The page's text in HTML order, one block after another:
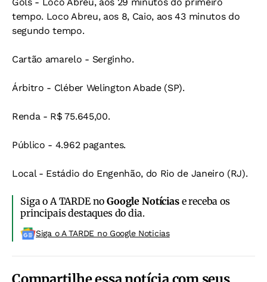
tempo. Loco Abreu, aos 8, Caio, aos 43 minutos do
segundo tempo.
Cartão amarelo - Serginho.
Árbitro - Cléber Welington Abade (SP).
Renda - R$ 75.645,00.
Público - 4.962 pagantes.
Local - Estádio do Engenhão, do Rio de Janeiro (RJ).
Siga o A TARDE noGoogle Notíciase receba os
principais destaques do dia.
Siga o A TARDE no Google Noticias